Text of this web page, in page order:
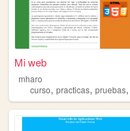
Mi web
mharo
curso, practicas, pruebas,